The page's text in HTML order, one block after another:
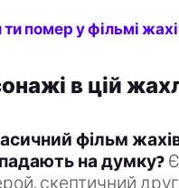
ти помер у фільмі
в цій
фільм
на думку? Є
скептичний